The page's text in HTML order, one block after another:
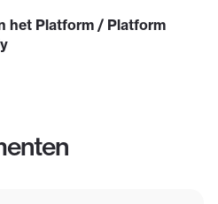
het Platform / Platform